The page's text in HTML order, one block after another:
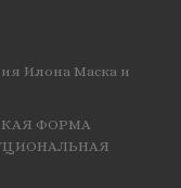
Илона Маска и
ФОРМА